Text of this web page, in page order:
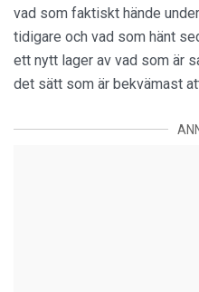
vad som faktiskt hände
tidigare och vad som hänt
ett nytt lager av vad som är
det sätt som är bekvämast